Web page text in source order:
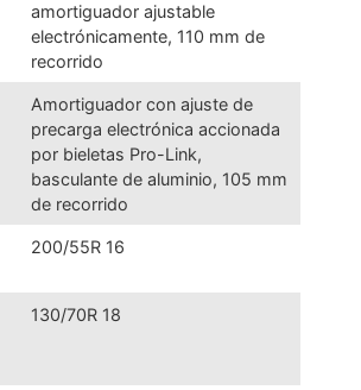
amortiguador ajustable
electrónicamente, 110 mm de
recorrido
Amortiguador con ajuste de
precarga electrónica accionada
por bieletas Pro-Link,
basculante de aluminio, 105 mm
de recorrido
200/55R 16
130/70R 18